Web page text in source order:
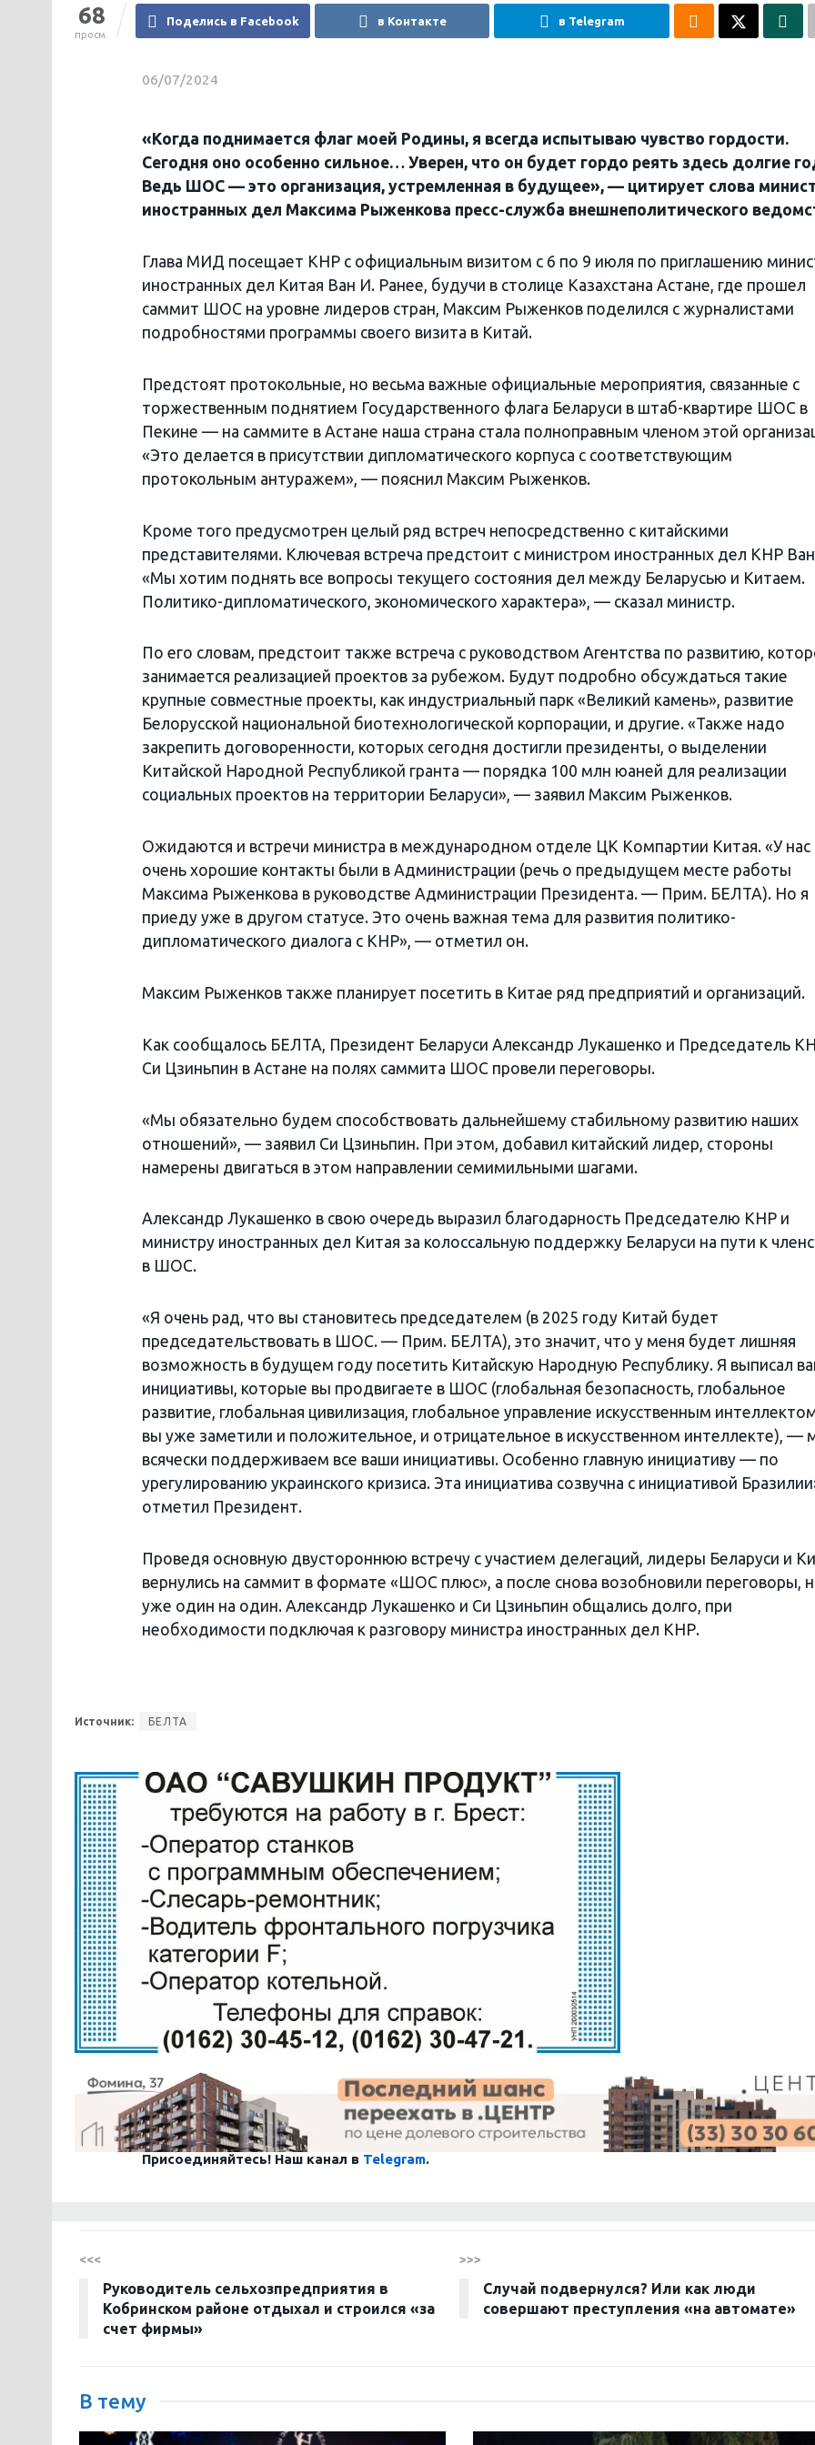
68
просм.
Поделись в Facebook в Контакте в Telegram
06/07/2024
«Когда поднимается флаг моей Родины, я всегда испытываю чувство гордости.
Сегодня оно особенно сильное… Уверен, что он будет гордо реять здесь долгие
Ведь ШОС — это организация, устремленная в будущее», — цитирует слова
иностранных дел Максима Рыженкова пресс-служба внешнеполитического
Глава МИД посещает КНР с официальным визитом с 6 по 9 июля по приглашению
иностранных дел Китая Ван И. Ранее, будучи в столице Казахстана Астане, где прошел
саммит ШОС на уровне лидеров стран, Максим Рыженков поделился с журналистами
подробностями программы своего визита в Китай.
Предстоят протокольные, но весьма важные официальные мероприятия, связанные с
торжественным поднятием Государственного флага Беларуси в штаб-квартире ШОС в
Пекине — на саммите в Астане наша страна стала полноправным членом этой
«Это делается в присутствии дипломатического корпуса с соответствующим
протокольным антуражем», — пояснил Максим Рыженков.
Кроме того предусмотрен целый ряд встреч непосредственно с китайскими
представителями. Ключевая встреча предстоит с министром иностранных дел КНР
«Мы хотим поднять все вопросы текущего состояния дел между Беларусью и Китаем.
Политико-дипломатического, экономического характера», — сказал министр.
По его словам, предстоит также встреча с руководством Агентства по развитию,
занимается реализацией проектов за рубежом. Будут подробно обсуждаться такие
крупные совместные проекты, как индустриальный парк «Великий камень», развитие
Белорусской национальной биотехнологической корпорации, и другие. «Также надо
закрепить договоренности, которых сегодня достигли президенты, о выделении
Китайской Народной Республикой гранта — порядка 100 млн юаней для реализации
социальных проектов на территории Беларуси», — заявил Максим Рыженков.
Ожидаются и встречи министра в международном отделе ЦК Компартии Китая. «У нас
очень хорошие контакты были в Администрации (речь о предыдущем месте работы
Максима Рыженкова в руководстве Администрации Президента. — Прим. БЕЛТА). Но я
приеду уже в другом статусе. Это очень важная тема для развития политико-
дипломатического диалога с КНР», — отметил он.
Максим Рыженков также планирует посетить в Китае ряд предприятий и организаций.
Как сообщалось БЕЛТА, Президент Беларуси Александр Лукашенко и Председатель
Си Цзиньпин в Астане на полях саммита ШОС провели переговоры.
«Мы обязательно будем способствовать дальнейшему стабильному развитию наших
отношений», — заявил Си Цзиньпин. При этом, добавил китайский лидер, стороны
намерены двигаться в этом направлении семимильными шагами.
Александр Лукашенко в свою очередь выразил благодарность Председателю КНР и
министру иностранных дел Китая за колоссальную поддержку Беларуси на пути к
в ШОС.
«Я очень рад, что вы становитесь председателем (в 2025 году Китай будет
председательствовать в ШОС. — Прим. БЕЛТА), это значит, что у меня будет лишняя
возможность в будущем году посетить Китайскую Народную Республику. Я выписал
инициативы, которые вы продвигаете в ШОС (глобальная безопасность, глобальное
развитие, глобальная цивилизация, глобальное управление искусственным
вы уже заметили и положительное, и отрицательное в искусственном интеллекте), —
всячески поддерживаем все ваши инициативы. Особенно главную инициативу — по
урегулированию украинского кризиса. Эта инициатива созвучна с инициативой
отметил Президент.
Проведя основную двустороннюю встречу с участием делегаций, лидеры Беларуси и
вернулись на саммит в формате «ШОС плюс», а после снова возобновили переговоры,
уже один на один. Александр Лукашенко и Си Цзиньпин общались долго, при
необходимости подключая к разговору министра иностранных дел КНР.
Источник: БЕЛТА
Присоединяйтесь! Наш канал в Telegram.
<<<
Руководитель сельхозпредприятия в
Кобринском районе отдыхал и строился «за
счет фирмы»
>>>
Случай подвернулся? Или как люди
совершают преступления «на автомате»
В тему